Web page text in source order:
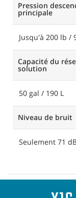
Pression
principale
Jusqu'à 200 lb /
Capacité du
solution
50 gal / 190 L
Niveau de bruit
Seulement 71